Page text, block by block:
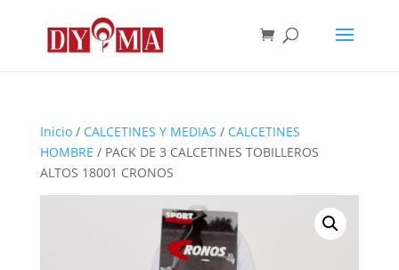
Inicio/ CALCETINES Y MEDIAS / CALCETINES
HOMBRE / PACK DE 3 CALCETINES TOBILLEROS
ALTOS 18001 CRONOS